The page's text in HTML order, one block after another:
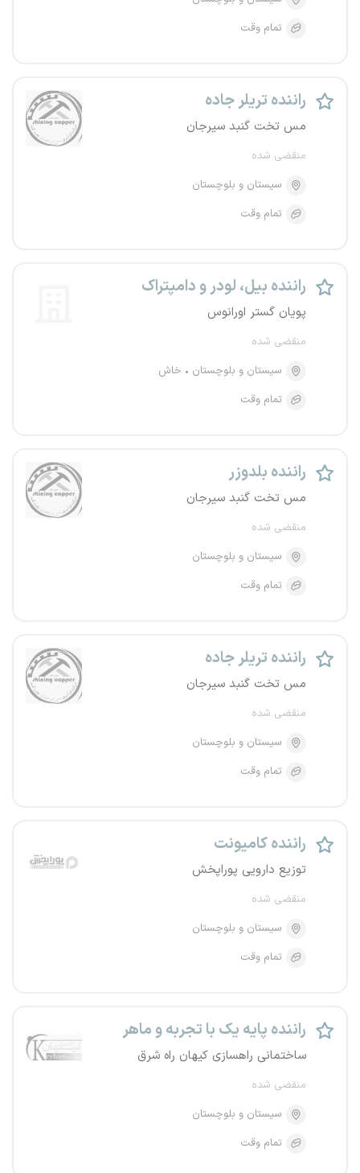
تمام وقت
راننده تریلر جاده
مس تخت گنبد سیرجان
منقضی شده
سیستان و بلوچستان
تمام وقت
راننده بیل، لودر و دامپتراک
پویان گستر اورانوس
منقضی شده
سیستان و بلوچستان
خاش
تمام وقت
راننده بلدوزر
مس تخت گنبد سیرجان
منقضی شده
سیستان و بلوچستان
تمام وقت
راننده تریلر جاده
مس تخت گنبد سیرجان
منقضی شده
سیستان و بلوچستان
تمام وقت
راننده کامیونت
توزیع دارویی پوراپخش
منقضی شده
سیستان و بلوچستان
تمام وقت
راننده پایه یک با تجربه و ماهر
ساختمانی راهسازی کیهان راه شرق
منقضی شده
سیستان و بلوچستان
تمام وقت